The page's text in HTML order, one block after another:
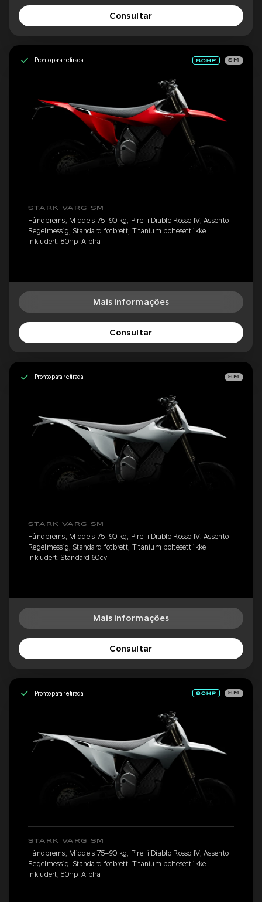
Consultar
Pronto para retirada SM
STARK VARG SM
Håndbrems, Middels 75–90 kg, Pirelli Diablo Rosso IV, Assento
Regelmessig, Standard fotbrett, Titanium boltesett ikke
inkludert, 80hp 'Alpha'
Mais informações
Consultar
Pronto para retirada SM
STARK VARG SM
Håndbrems, Middels 75–90 kg, Pirelli Diablo Rosso IV, Assento
Regelmessig, Standard fotbrett, Titanium boltesett ikke
inkludert, Standard 60cv
Mais informações
Consultar
Pronto para retirada SM
STARK VARG SM
Håndbrems, Middels 75–90 kg, Pirelli Diablo Rosso IV, Assento
Regelmessig, Standard fotbrett, Titanium boltesett ikke
inkludert, 80hp 'Alpha'